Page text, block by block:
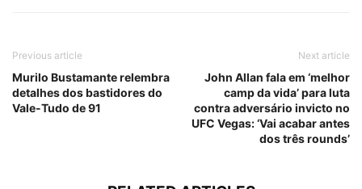
Previous article
Murilo Bustamante relembra
detalhes dos bastidores do
Vale-Tudo de 91
Next article
John Allan fala em ‘melhor
camp da vida’ para luta
contra adversário invicto no
UFC Vegas: ‘Vai acabar antes
dos três rounds’